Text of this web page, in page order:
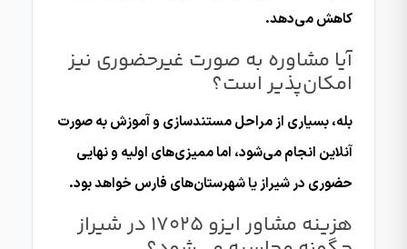
کاهش می‌دهد.
آیا مشاوره به صورت غیرحضوری نیز
امکان‌پذیر است؟
بله، بسیاری از مراحل مستندسازی و آموزش به صورت
آنلاین انجام می‌شود، اما ممیزی‌های اولیه و نهایی
حضوری در شیراز یا شهرستان‌های فارس خواهد بود.
هزینه مشاور ایزو 17025 در شیراز